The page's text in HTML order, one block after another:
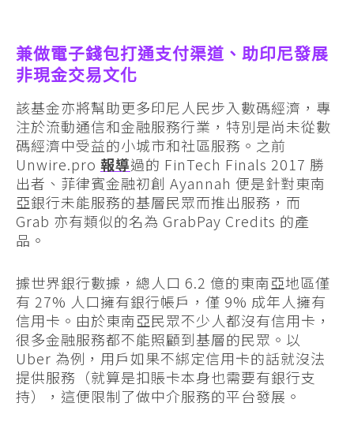
兼做電子錢包打通支付渠道、助印尼發展
非現金交易文化
該基金亦將幫助更多印尼人民步入數碼經濟，專
注於流動通信和金融服務行業，特別是尚未從數
碼經濟中受益的小城市和社區服務。之前
Unwire.pro 報導過的 FinTech Finals 2017 勝
出者、菲律賓金融初創 Ayannah 便是針對東南
亞銀行未能服務的基層民眾而推出服務，而
Grab 亦有類似的名為 GrabPay Credits 的產
品。
據世界銀行數據，總人口 6.2 億的東南亞地區僅
有 27% 人口擁有銀行帳戶，僅 9% 成年人擁有
信用卡。由於東南亞民眾不少人都沒有信用卡，
很多金融服務都不能照顧到基層的民眾。以
Uber 為例，用戶如果不綁定信用卡的話就沒法
提供服務（就算是扣賬卡本身也需要有銀行支
持），這便限制了做中介服務的平台發展。